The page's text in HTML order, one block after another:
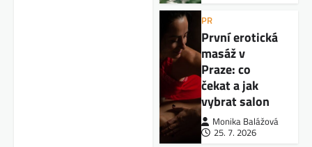
PR
První erotická
masáž v
Praze: co
čekat a jak
vybrat salon
Monika Balážová
25. 7. 2026